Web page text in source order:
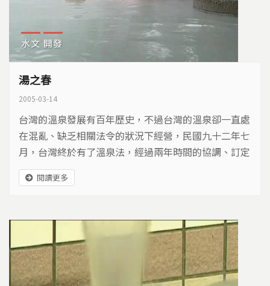
水文 開發
湯之春
2005-03-14
台灣的溫泉發展有百年歷史，不過台灣的溫泉卻一直處
在混亂、缺乏相關法令的狀況下經營，民國九十二年七
月，台灣終於有了溫泉法，經過兩年時間的協調、訂定
相關子法，溫泉法將在九十四年四月正式上路。溫泉業
者將面臨什麼樣的改變？台灣的溫泉又將有何種新風貌
地熱資源，這也造就了台灣發展溫泉得天獨厚的條件。
泡湯休閒的風尚近年來席捲全台，一家家溫泉旅館、...
閱讀更多